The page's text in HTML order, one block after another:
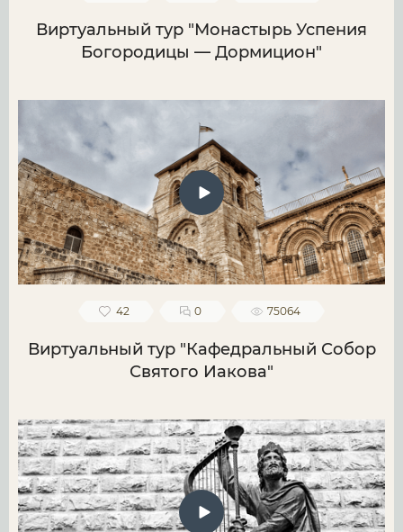
Виртуальный тур "Монастырь Успения
Богородицы — Дормицион"
42 0 75064
Виртуальный тур "Кафедральный Собор
Святого Иакова"